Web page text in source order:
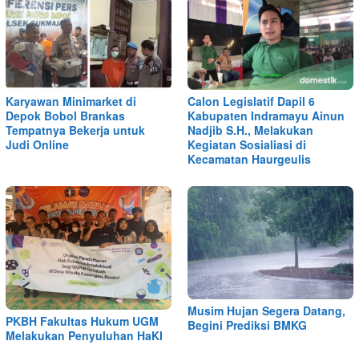
Karyawan Minimarket di
Depok Bobol Brankas
Tempatnya Bekerja untuk
Judi Online
Calon Legislatif Dapil 6
Kabupaten Indramayu Ainun
Nadjib S.H., Melakukan
Kegiatan Sosialiasi di
Kecamatan Haurgeulis
PKBH Fakultas Hukum UGM
Melakukan Penyuluhan HaKI
Musim Hujan Segera Datang,
Begini Prediksi BMKG